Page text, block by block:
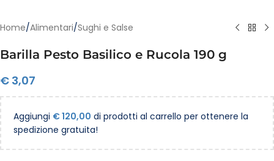
Home/Alimentari/Sughi e Salse
Barilla Pesto Basilico e Rucola 190 g
€ 3,07
Aggiungi €120,00 di prodotti al carrello per ottenere la
spedizione gratuita!